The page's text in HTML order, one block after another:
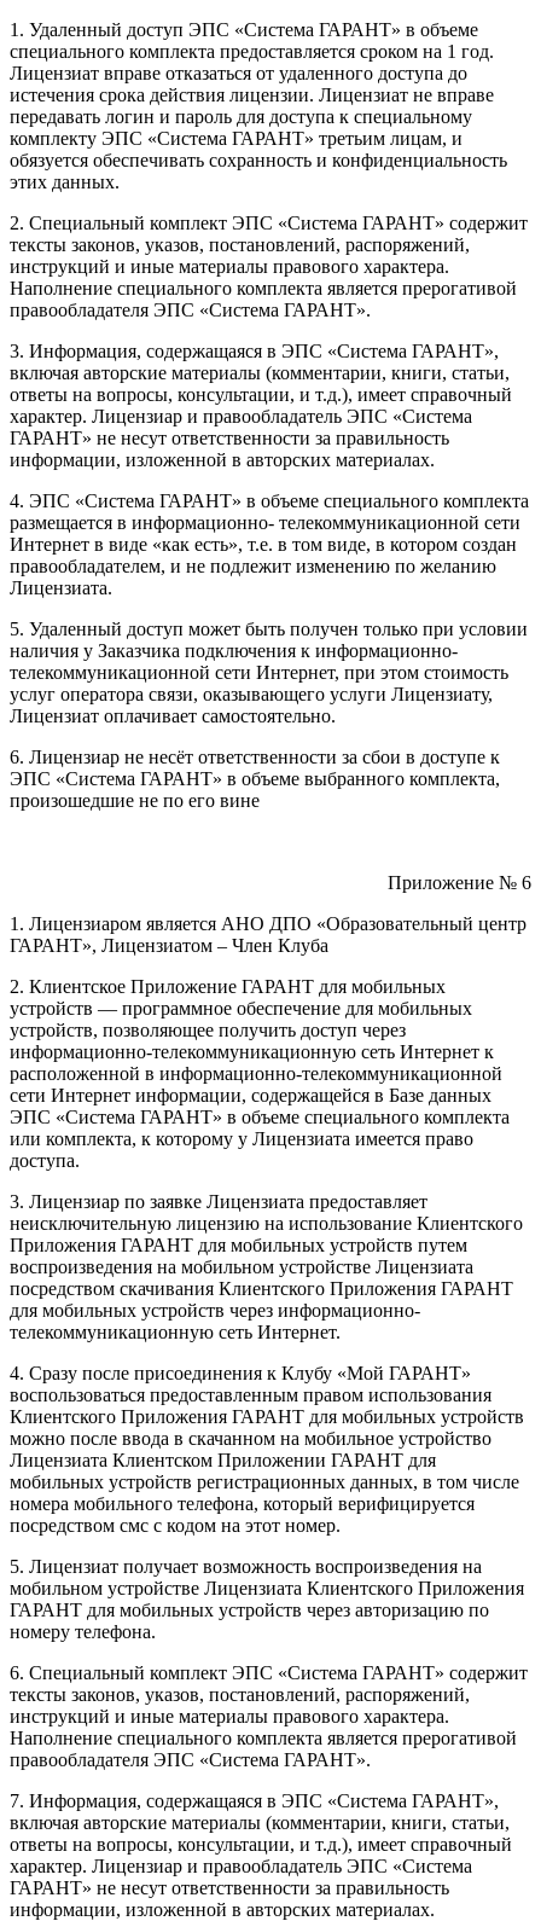
1. Удаленный доступ ЭПС «Система ГАРАНТ» в объеме
специального комплекта предоставляется сроком на 1 год.
Лицензиат вправе отказаться от удаленного доступа до
истечения срока действия лицензии. Лицензиат не вправе
передавать логин и пароль для доступа к специальному
комплекту ЭПС «Система ГАРАНТ» третьим лицам, и
обязуется обеспечивать сохранность и конфиденциальность
этих данных.
2. Специальный комплект ЭПС «Система ГАРАНТ» содержит
тексты законов, указов, постановлений, распоряжений,
инструкций и иные материалы правового характера.
Наполнение специального комплекта является прерогативой
правообладателя ЭПС «Система ГАРАНТ».
3. Информация, содержащаяся в ЭПС «Система ГАРАНТ»,
включая авторские материалы (комментарии, книги, статьи,
ответы на вопросы, консультации, и т.д.), имеет справочный
характер. Лицензиар и правообладатель ЭПС «Система
ГАРАНТ» не несут ответственности за правильность
информации, изложенной в авторских материалах.
4. ЭПС «Система ГАРАНТ» в объеме специального комплекта
размещается в информационно- телекоммуникационной сети
Интернет в виде «как есть», т.е. в том виде, в котором создан
правообладателем, и не подлежит изменению по желанию
Лицензиата.
5. Удаленный доступ может быть получен только при условии
наличия у Заказчика подключения к информационно-
телекоммуникационной сети Интернет, при этом стоимость
услуг оператора связи, оказывающего услуги Лицензиату,
Лицензиат оплачивает самостоятельно.
6. Лицензиар не несёт ответственности за сбои в доступе к
ЭПС «Система ГАРАНТ» в объеме выбранного комплекта,
произошедшие не по его вине
Приложение № 6
1. Лицензиаром является АНО ДПО «Образовательный центр
ГАРАНТ», Лицензиатом – Член Клуба
2. Клиентское Приложение ГАРАНТ для мобильных
устройств — программное обеспечение для мобильных
устройств, позволяющее получить доступ через
информационно-телекоммуникационную сеть Интернет к
расположенной в информационно-телекоммуникационной
сети Интернет информации, содержащейся в Базе данных
ЭПС «Система ГАРАНТ» в объеме специального комплекта
или комплекта, к которому у Лицензиата имеется право
доступа.
3. Лицензиар по заявке Лицензиата предоставляет
неисключительную лицензию на использование Клиентского
Приложения ГАРАНТ для мобильных устройств путем
воспроизведения на мобильном устройстве Лицензиата
посредством скачивания Клиентского Приложения ГАРАНТ
для мобильных устройств через информационно-
телекоммуникационную сеть Интернет.
4. Сразу после присоединения к Клубу «Мой ГАРАНТ»
воспользоваться предоставленным правом использования
Клиентского Приложения ГАРАНТ для мобильных устройств
можно после ввода в скачанном на мобильное устройство
Лицензиата Клиентском Приложении ГАРАНТ для
мобильных устройств регистрационных данных, в том числе
номера мобильного телефона, который верифицируется
посредством смс с кодом на этот номер.
5. Лицензиат получает возможность воспроизведения на
мобильном устройстве Лицензиата Клиентского Приложения
ГАРАНТ для мобильных устройств через авторизацию по
номеру телефона.
6. Специальный комплект ЭПС «Система ГАРАНТ» содержит
тексты законов, указов, постановлений, распоряжений,
инструкций и иные материалы правового характера.
Наполнение специального комплекта является прерогативой
правообладателя ЭПС «Система ГАРАНТ».
7. Информация, содержащаяся в ЭПС «Система ГАРАНТ»,
включая авторские материалы (комментарии, книги, статьи,
ответы на вопросы, консультации, и т.д.), имеет справочный
характер. Лицензиар и правообладатель ЭПС «Система
ГАРАНТ» не несут ответственности за правильность
информации, изложенной в авторских материалах.